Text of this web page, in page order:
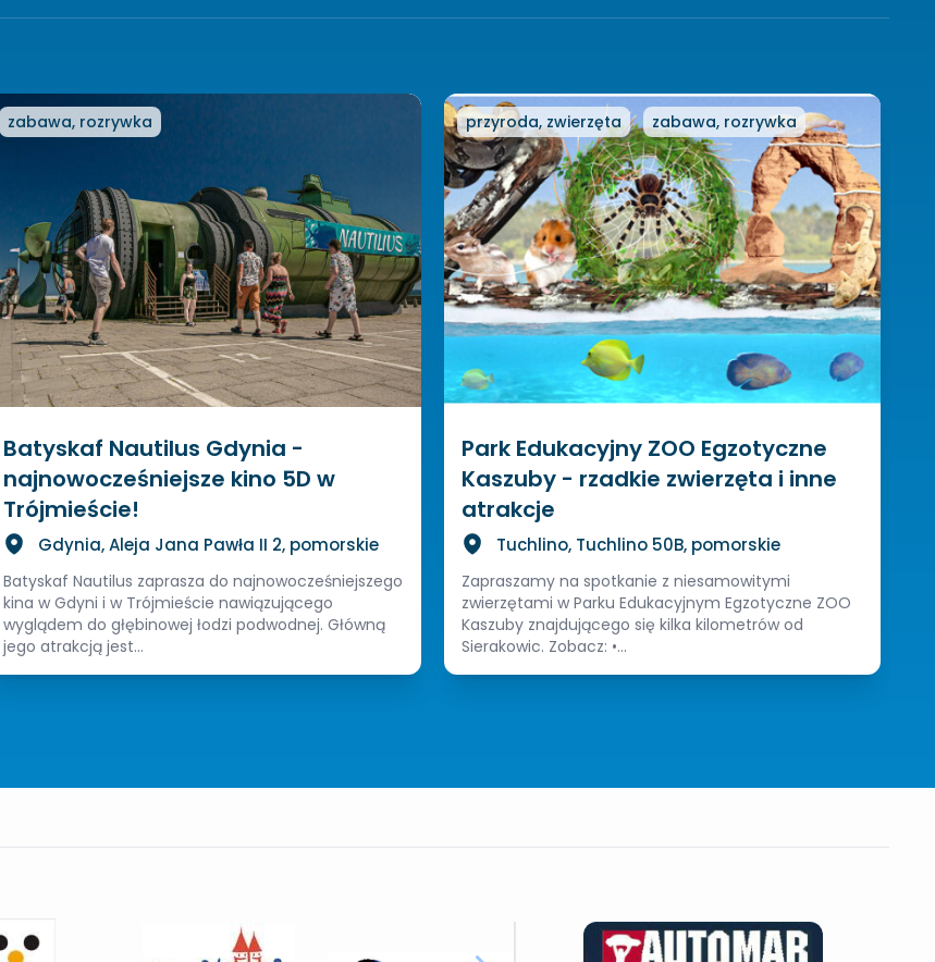
zabawa, rozrywka
Batyskaf Nautilus Gdynia -
najnowocześniejsze kino 5D w
Trójmieście!
Gdynia, Aleja Jana Pawła II 2, pomorskie
Batyskaf Nautilus zaprasza do najnowocześniejszego
kina w Gdyni i w Trójmieście nawiązującego
wyglądem do głębinowej łodzi podwodnej. Główną
jego atrakcją jest...
przyroda, zwierzęta zabawa, rozrywka
Park Edukacyjny ZOO Egzotyczne
Kaszuby - rzadkie zwierzęta i inne
atrakcje
Tuchlino, Tuchlino 50B, pomorskie
Zapraszamy na spotkanie z niesamowitymi
zwierzętami w Parku Edukacyjnym Egzotyczne ZOO
Kaszuby znajdującego się kilka kilometrów od
Sierakowic. Zobacz: •...